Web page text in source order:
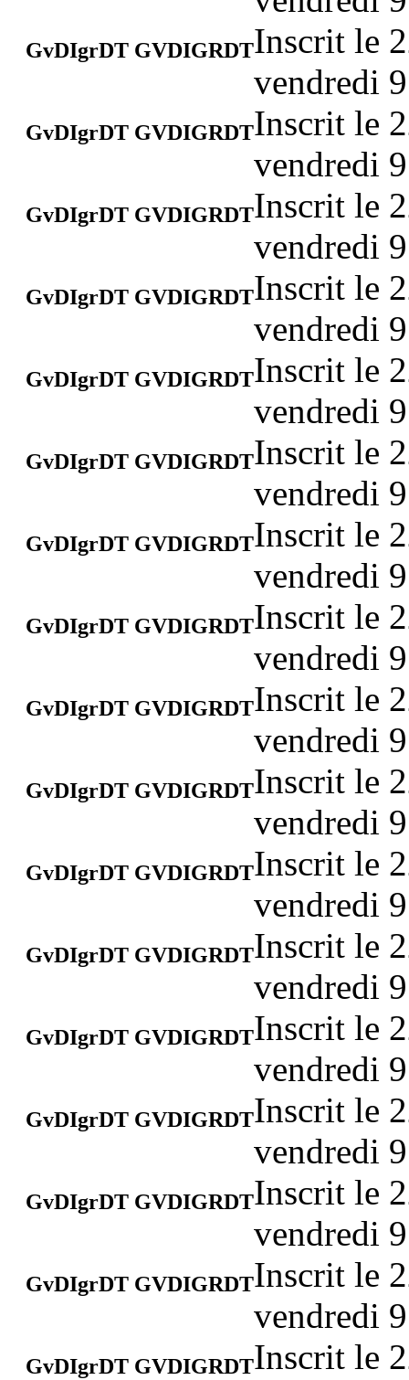
GvDIgrDT GVDIGRDTInscrit le
vendredi
GvDIgrDT GVDIGRDTInscrit le
vendredi
GvDIgrDT GVDIGRDTInscrit le
vendredi
GvDIgrDT GVDIGRDTInscrit le
vendredi
GvDIgrDT GVDIGRDTInscrit le
vendredi
GvDIgrDT GVDIGRDTInscrit le
vendredi
GvDIgrDT GVDIGRDTInscrit le
vendredi
GvDIgrDT GVDIGRDTInscrit le
vendredi
GvDIgrDT GVDIGRDTInscrit le
vendredi
GvDIgrDT GVDIGRDTInscrit le
vendredi
GvDIgrDT GVDIGRDTInscrit le
vendredi
GvDIgrDT GVDIGRDTInscrit le
vendredi
GvDIgrDT GVDIGRDTInscrit le
vendredi
GvDIgrDT GVDIGRDTInscrit le
vendredi
GvDIgrDT GVDIGRDTInscrit le
vendredi
GvDIgrDT GVDIGRDTInscrit le
vendredi
GvDIgrDT GVDIGRDTInscrit le